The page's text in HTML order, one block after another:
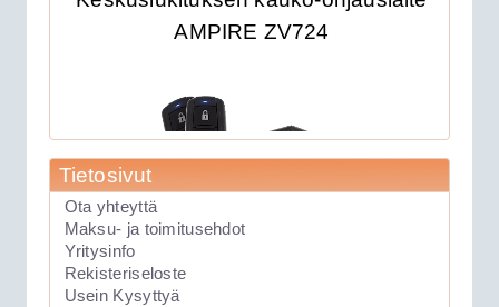
AMPIRE ZV724
Laite soveltuu KAIKK...
Tietosivut
Ota yhteyttä
Maksu- ja toimitusehdot
Yritysinfo
Rekisteriseloste
Usein Kysyttyä